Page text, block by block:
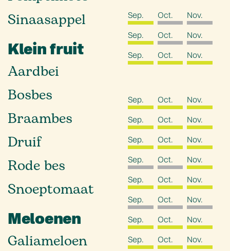
Sinaasappel
Klein fruit
Aardbei
Bosbes
Braambes
Druif
Rode bes
Snoeptomaat
Meloenen
Galiameloen
Sep. Oct.
Nov.
Sep.
Oct.
Nov.
Sep.
Oct. Nov.
Sep. Oct.
Nov.
Sep.
Oct.
Nov.
Sep.
Oct.
Nov.
Sep.
Oct.
Nov.
Sep.
Oct.
Nov.
Sep.
Oct.
Nov.
Sep.
Oct.
Nov.
Sep.
Oct.
Nov.